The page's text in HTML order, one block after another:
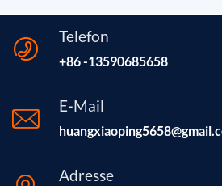
Telefon
+86 -13590685658
E-Mail
Adresse